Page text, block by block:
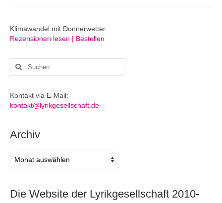
Klimawandel mit Donnerwetter
Rezensionen lesen | Bestellen
Suchen
nach:
Kontakt via E-Mail:
kontakt@lyrikgesellschaft.de
Archiv
Die Website der Lyrikgesellschaft 2010-